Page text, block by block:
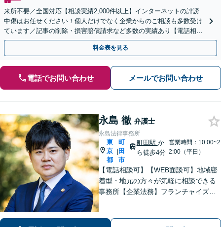
来所不要／全国対応【相談実績2,000件以上】インターネットの誹謗
中傷はお任せください！個人だけでなく企業からのご相談も多数受け
ています／記事の削除・損害賠償請求など多数の実績あり【電話相談
可】【初回相談無料】【夜間休日面談可】
料金表を見る
電話でお問い合わせ メールでお問い合わせ
永島 徹 弁護士
永島法律事務所
東
京
都
|
町
田
市
町田駅 か
ら徒歩4分
営業時間：10:00~2
2:00（平日）
【電話相談可】【WEB面談可】地域密
着型・地元の方々が気軽に相談できる
事務所【企業法務】フランチャイズ・
室】【町田駅4分】